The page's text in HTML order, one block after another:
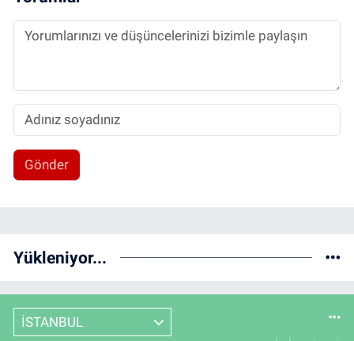
Gönder
Yükleniyor...
İSTANBUL